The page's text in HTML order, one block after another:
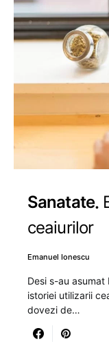
Sanatate
ceaiurilor
Emanuel Ionescu
Desi s-au
istoriei utilizarii
dovezi de…